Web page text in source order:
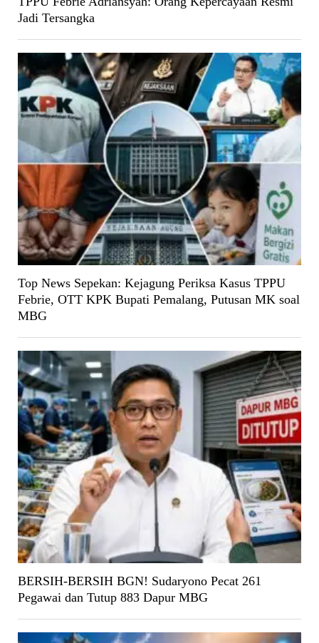
Jadi Tersangka
Top News Sepekan: Kejagung Periksa Kasus TPPU
Febrie, OTT KPK Bupati Pemalang, Putusan MK soal
MBG
BERSIH-BERSIH BGN! Sudaryono Pecat 261
Pegawai dan Tutup 883 Dapur MBG